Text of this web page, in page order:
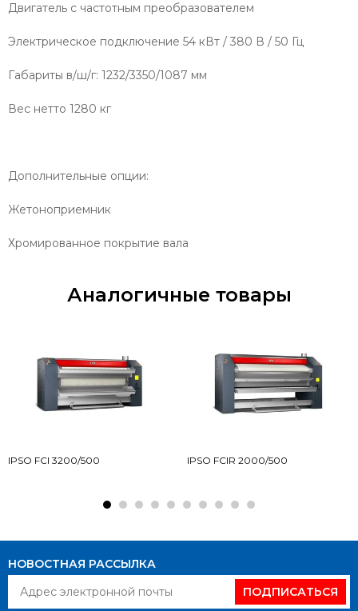
Двигатель с частотным преобразователем
Электрическое подключение 54 кВт / 380 В / 50 Гц
Габариты в/ш/г: 1232/3350/1087 мм
Вес нетто 1280 кг
Дополнительные опции:
Жетоноприемник
Хромированное покрытие вала
Аналогичные товары
IPSO FCI 3200/500 IPSO FCIR 2000/500
НОВОСТНАЯ РАССЫЛКА
ПОДПИСАТЬСЯ